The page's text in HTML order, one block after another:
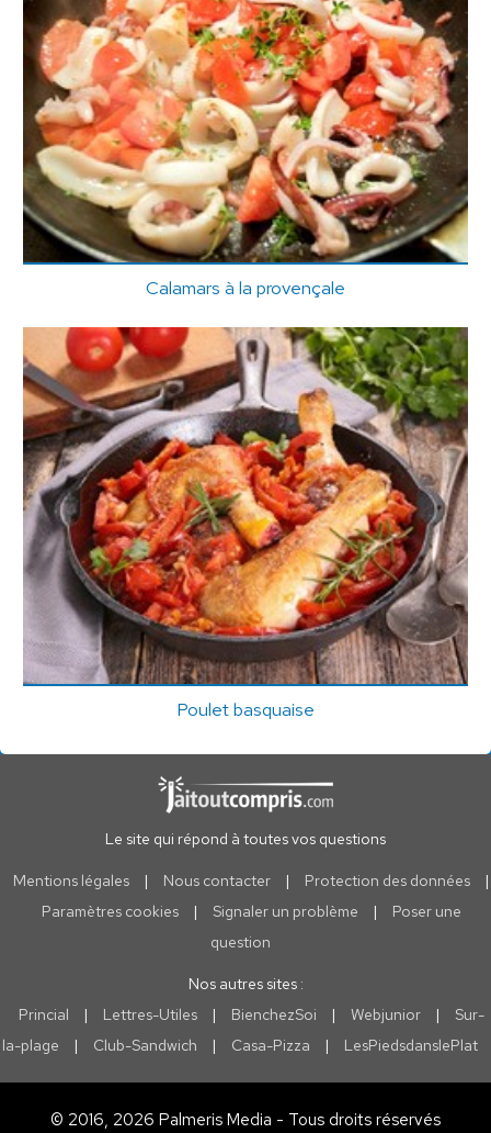
Calamars à la provençale
Poulet basquaise
Le site qui répond à toutes vos questions
Mentions légales | Nous contacter | Protection des données
|
Paramètres cookies
| Signaler un problème |
Poser une
question
Nos autres sites :
Princial
| Lettres-Utiles | BienchezSoi | Webjunior |
Sur-
la-plage
| Club-Sandwich | Casa-Pizza | LesPiedsdanslePlat
© 2016, 2026 Palmeris Media - Tous droits réservés